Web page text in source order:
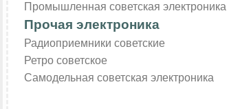
Промышленная советская электроника
Прочая электроника
Радиоприемники советские
Ретро советское
Самодельная советская электроника